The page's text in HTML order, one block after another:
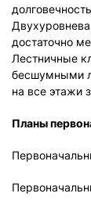
достаточно
Лестничные
бесшумными
на все этажи
Планы